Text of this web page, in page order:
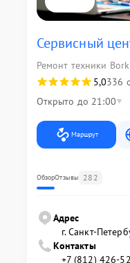
Сервисный
Ремонт техники Bork
5,0336
Открыто до 21:00
Маршрут
ОбзорОтзывы 282
Адрес
г. Санкт-
Контакты
+7 (812) 426-